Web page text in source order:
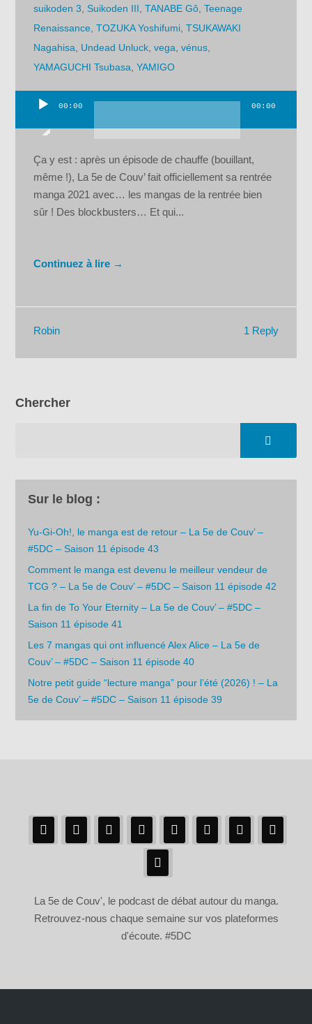
suikoden 3 ,Suikoden III ,TANABE Gô ,Teenage
Renaissance ,TOZUKA Yoshifumi ,TSUKAWAKI
Nagahisa
Undead Unluck ,vega ,vénus
YAMAGUCHI Tsubasa ,YAMIGO
00:00 00:00
Ça y est : après un épisode de chauffe (bouillant,
même !), La 5e de Couv’ fait officiellement sa rentrée
manga 2021 avec… les mangas de la rentrée bien
sûr ! Des blockbusters… Et qui...
Continuez à lire →
1 Reply
Robin
Chercher
Sur le blog :
Yu-Gi-Oh!, le manga est de retour – La 5e de Couv’ –
#5DC – Saison 11 épisode 43
Comment le manga est devenu le meilleur vendeur de
TCG ? – La 5e de Couv’ – #5DC – Saison 11 épisode 42
La fin de To Your Eternity – La 5e de Couv’ – #5DC –
Saison 11 épisode 41
Les 7 mangas qui ont influencé Alex Alice – La 5e de
Couv’ – #5DC – Saison 11 épisode 40
Notre petit guide “lecture manga” pour l’été (2026) ! – La
5e de Couv’ – #5DC – Saison 11 épisode 39
La 5e de Couv', le podcast de débat autour du manga.
Retrouvez-nous chaque semaine sur vos plateformes
d'écoute. #5DC